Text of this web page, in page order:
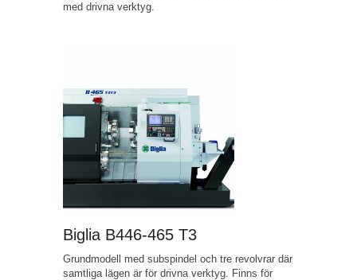
med drivna verktyg.
Biglia B446-465 T3
Grundmodell med subspindel och tre revolvrar där
samtliga lägen är för drivna verktyg. Finns för